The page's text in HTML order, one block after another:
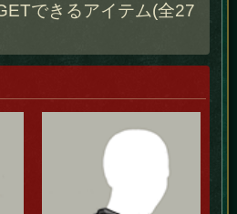
できるアイテム(全27